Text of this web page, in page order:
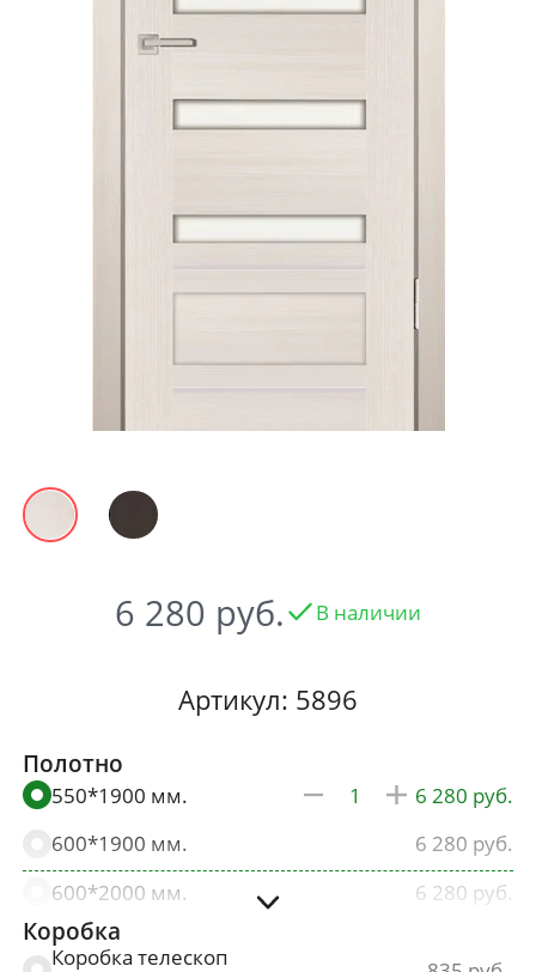
6 280 В наличии
Артикул: 5896
Полотно
550*1900 мм.
6 280
600*1900 мм.
6 280
600*2000 мм.
6 280
700*2000 мм.
Коробка
Коробка телескоп